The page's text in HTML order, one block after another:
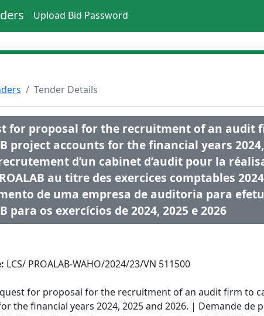
Upload Bid Password
Tender Details
for proposal for the recruitment of an
project accounts for the financial years
d’un cabinet d’audit pour la
au titre des exercices comptables
de uma empresa de auditoria para
para os exercícios de 2024, 2025 e 2026
LCS/ PROALAB-WAHO/2024/23/VN 511500
for proposal for the recruitment of an audit firm to
the financial years 2024, 2025 and 2026. | Demande de